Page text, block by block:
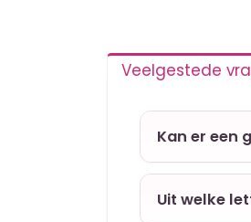
Veelgestede
Kan er een
Uit welke